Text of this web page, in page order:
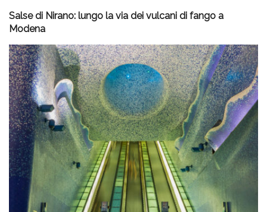
Salse di Nirano: lungo la via dei vulcani di fango a
Modena